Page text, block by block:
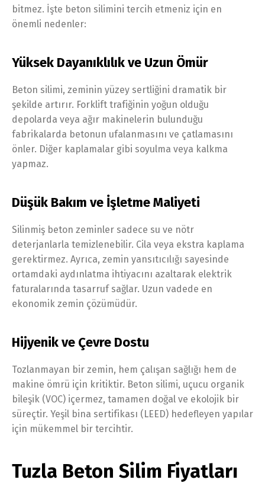
bitmez. İşte beton silimini tercih etmeniz için en
önemli nedenler:
Yüksek Dayanıklılık ve Uzun Ömür
Beton silimi, zeminin yüzey sertliğini dramatik bir
şekilde artırır. Forklift trafiğinin yoğun olduğu
depolarda veya ağır makinelerin bulunduğu
fabrikalarda betonun ufalanmasını ve çatlamasını
önler. Diğer kaplamalar gibi soyulma veya kalkma
yapmaz.
Düşük Bakım ve İşletme Maliyeti
Silinmiş beton zeminler sadece su ve nötr
deterjanlarla temizlenebilir. Cila veya ekstra kaplama
gerektirmez. Ayrıca, zemin yansıtıcılığı sayesinde
ortamdaki aydınlatma ihtiyacını azaltarak elektrik
faturalarında tasarruf sağlar. Uzun vadede en
ekonomik zemin çözümüdür.
Hijyenik ve Çevre Dostu
Tozlanmayan bir zemin, hem çalışan sağlığı hem de
makine ömrü için kritiktir. Beton silimi, uçucu organik
bileşik (VOC) içermez, tamamen doğal ve ekolojik bir
süreçtir. Yeşil bina sertifikası (LEED) hedefleyen yapılar
için mükemmel bir tercihtir.
Tuzla Beton Silim Fiyatları